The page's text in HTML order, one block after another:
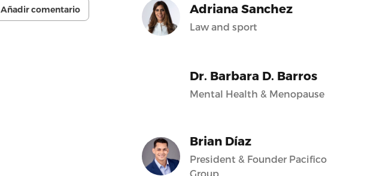
Añadir comentario Adriana Sanchez
Law and sport
Dr. Barbara D. Barros
Mental Health & Menopause
Brian Díaz
President & Founder Pacifico
Group